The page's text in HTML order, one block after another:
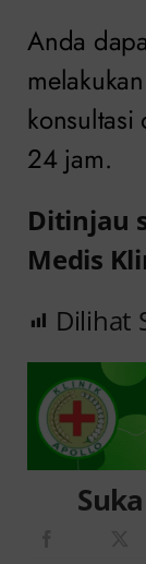
Anda
konsultasi
24 jam.
Ditinjau
Medis
Dilihat